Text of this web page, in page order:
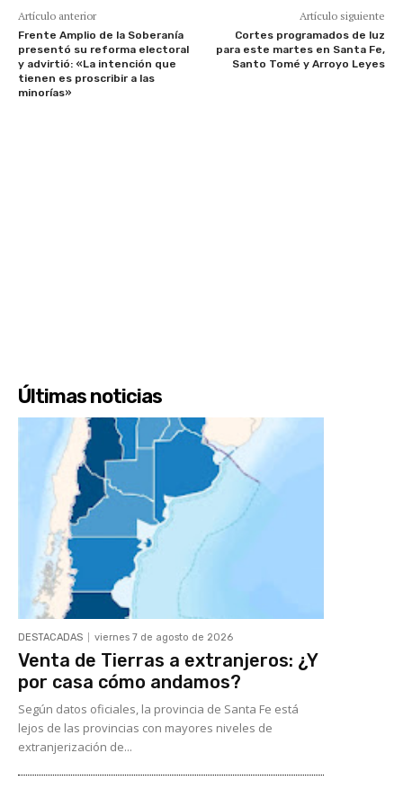
Artículo anterior
Frente Amplio de la Soberanía
presentó su reforma electoral
y advirtió: «La intención que
tienen es proscribir a las
minorías»
Artículo siguiente
Cortes programados de luz
para este martes en Santa Fe,
Santo Tomé y Arroyo Leyes
Últimas noticias
DESTACADAS viernes 7 de agosto de 2026
Venta de Tierras a extranjeros: ¿Y
por casa cómo andamos?
Según datos oficiales, la provincia de Santa Fe está
lejos de las provincias con mayores niveles de
extranjerización de...